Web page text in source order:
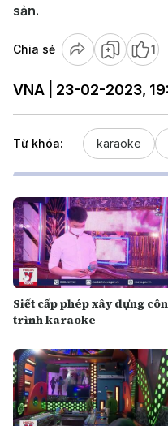
sản.
Chia sẻ 1
VNA | 23-02-2023,
Từ khóa: karaoke
Siết cấp phép xây dựng
trình karaoke